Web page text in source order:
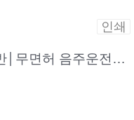
인쇄
교통│벌금형│도로교통법위반│무면허 음주운전으로 재판을 받게 되어 오현의 노하우가 담긴 양형자료를 바탕으로 조력하여 선행사건 집행유예 판결의 실효를 면할 수 있게 된 사건